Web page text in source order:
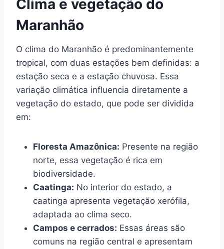
Clima e vegetação do
Maranhão
O clima do Maranhão é predominantemente
tropical, com duas estações bem definidas: a
estação seca e a estação chuvosa. Essa
variação climática influencia diretamente a
vegetação do estado, que pode ser dividida
em:
Floresta Amazônica: Presente na região
norte, essa vegetação é rica em
biodiversidade.
Caatinga: No interior do estado, a
caatinga apresenta vegetação xerófila,
adaptada ao clima seco.
Campos e cerrados: Essas áreas são
comuns na região central e apresentam